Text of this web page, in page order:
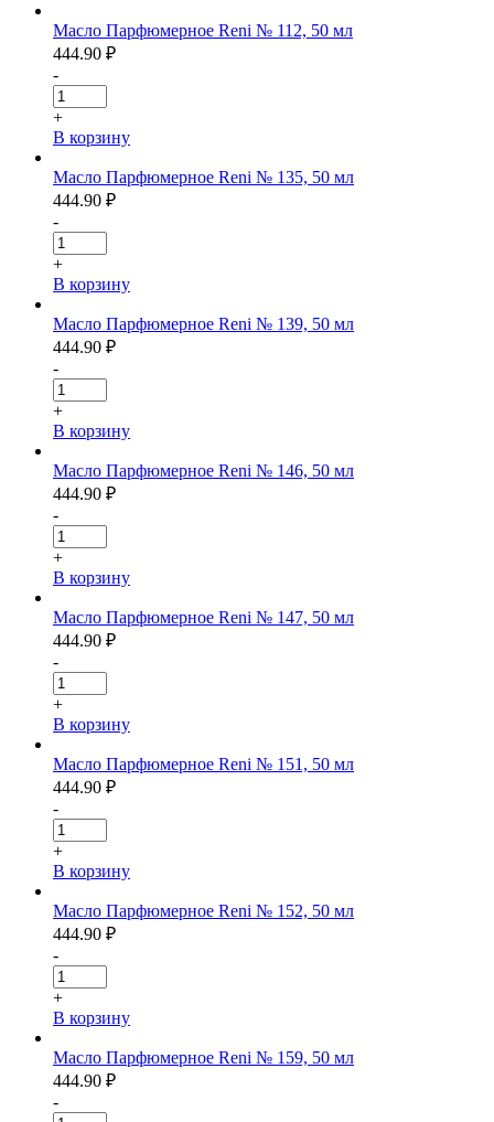
Масло Парфюмерное Reni № 112, 50 мл
444.90 ₽
-
+
В корзину
Масло Парфюмерное Reni № 135, 50 мл
444.90 ₽
-
+
В корзину
Масло Парфюмерное Reni № 139, 50 мл
444.90 ₽
-
+
В корзину
Масло Парфюмерное Reni № 146, 50 мл
444.90 ₽
-
+
В корзину
Масло Парфюмерное Reni № 147, 50 мл
444.90 ₽
-
+
В корзину
Масло Парфюмерное Reni № 151, 50 мл
444.90 ₽
-
+
В корзину
Масло Парфюмерное Reni № 152, 50 мл
444.90 ₽
-
+
В корзину
Масло Парфюмерное Reni № 159, 50 мл
444.90 ₽
-